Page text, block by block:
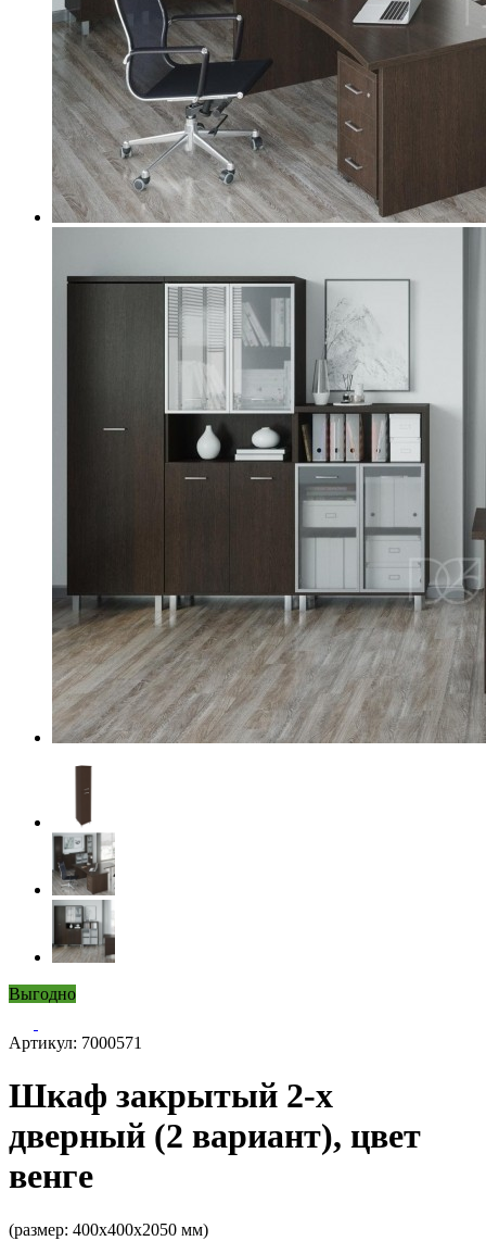
Выгодно
Артикул: 7000571
Шкаф закрытый 2-х
дверный (2 вариант), цвет
венге
(размер: 400х400х2050 мм)